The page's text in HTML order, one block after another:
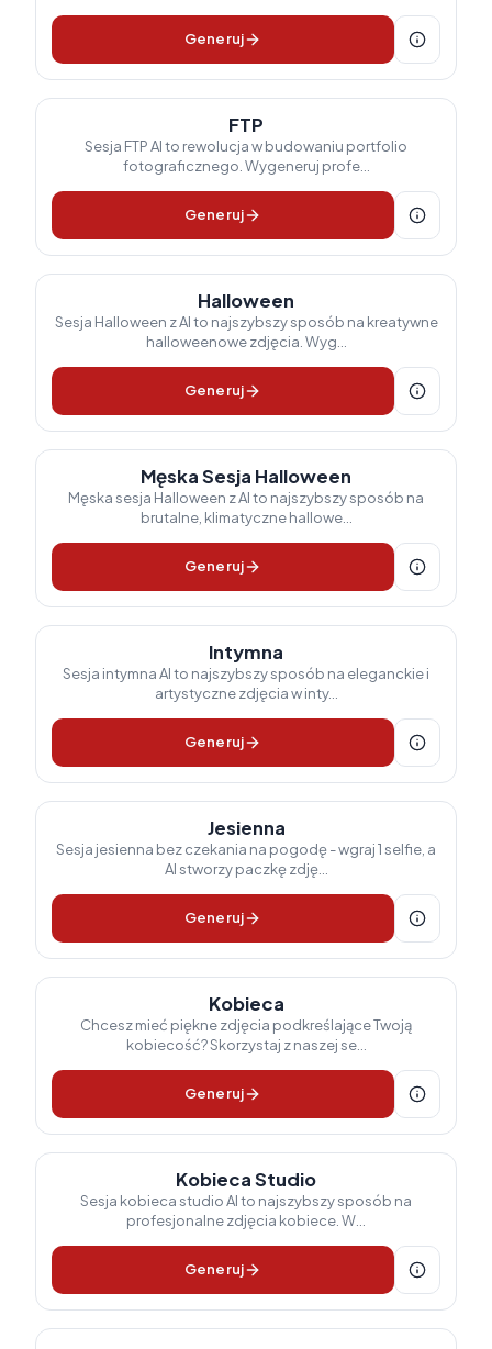
Generuj
FTP
Sesja FTP AI to rewolucja w budowaniu portfolio
fotograficznego. Wygeneruj profe...
Generuj
Halloween
Sesja Halloween z AI to najszybszy sposób na kreatywne
halloweenowe zdjęcia. Wyg...
Generuj
Męska Sesja Halloween
Męska sesja Halloween z AI to najszybszy sposób na
brutalne, klimatyczne hallowe...
Generuj
Intymna
Sesja intymna AI to najszybszy sposób na eleganckie i
artystyczne zdjęcia w inty...
Generuj
Jesienna
Sesja jesienna bez czekania na pogodę - wgraj 1 selfie, a
AI stworzy paczkę zdję...
Generuj
Kobieca
Chcesz mieć piękne zdjęcia podkreślające Twoją
kobiecość? Skorzystaj z naszej se...
Generuj
Kobieca Studio
Sesja kobieca studio AI to najszybszy sposób na
profesjonalne zdjęcia kobiece. W...
Generuj